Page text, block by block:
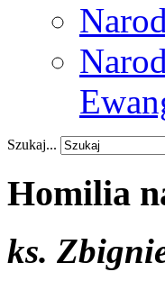
Szukaj...
Homilia
ks.